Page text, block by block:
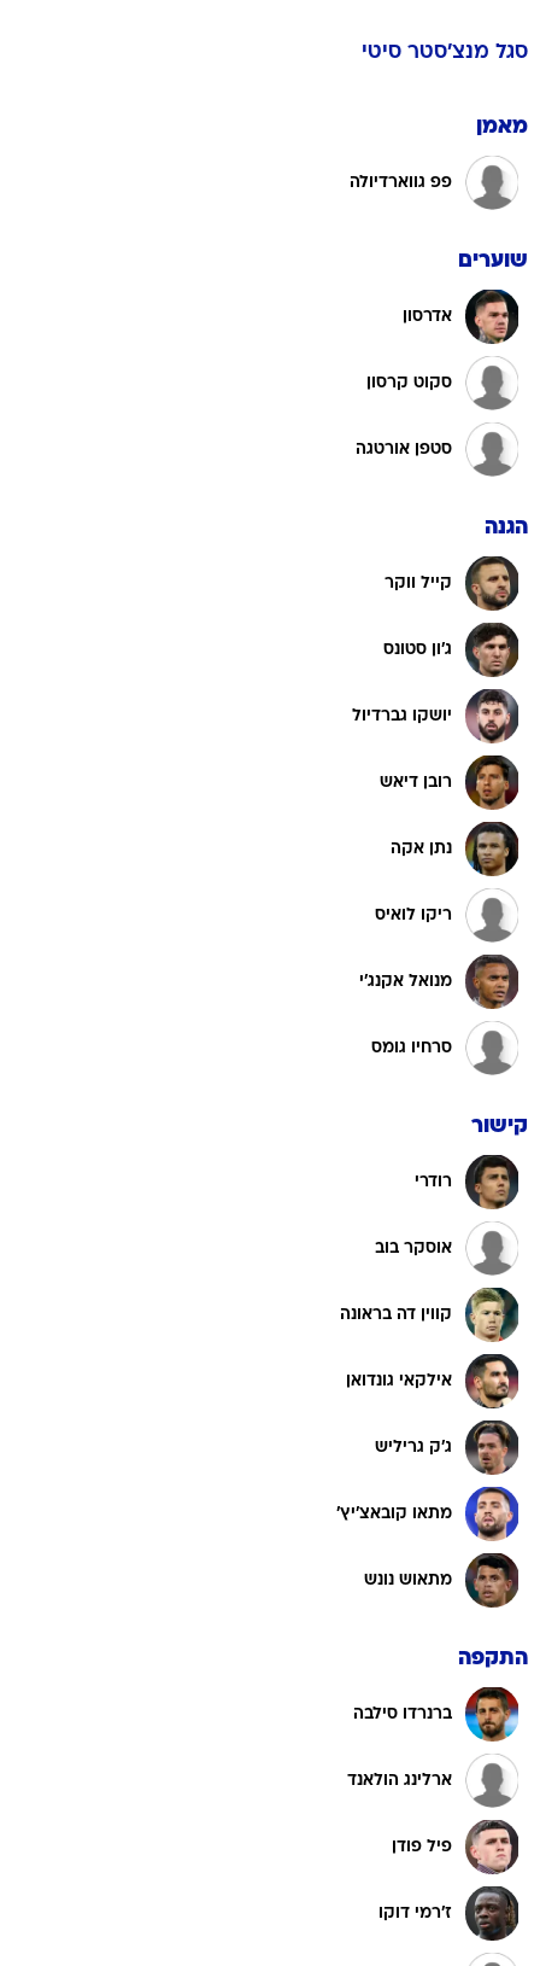
סגל מנצ'סטר סיטי
מאמן
פפ גווארדיולה
שוערים
אדרסון
סקוט קרסון
סטפן אורטגה
הגנה
קייל ווקר
ג'ון סטונס
יושקו גברדיול
רובן דיאש
נתן אקה
ריקו לואיס
מנואל אקנג'י
סרחיו גומס
קישור
רודרי
אוסקר בוב
קווין דה בראונה
אילקאי גונדואן
ג'ק גריליש
מתאו קובאצ'יץ'
מתאוש נונש
התקפה
ברנרדו סילבה
ארלינג הולאנד
פיל פודן
ז'רמי דוקו